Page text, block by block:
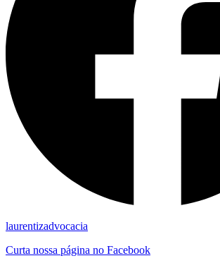
laurentizadvocacia
Curta nossa página no Facebook